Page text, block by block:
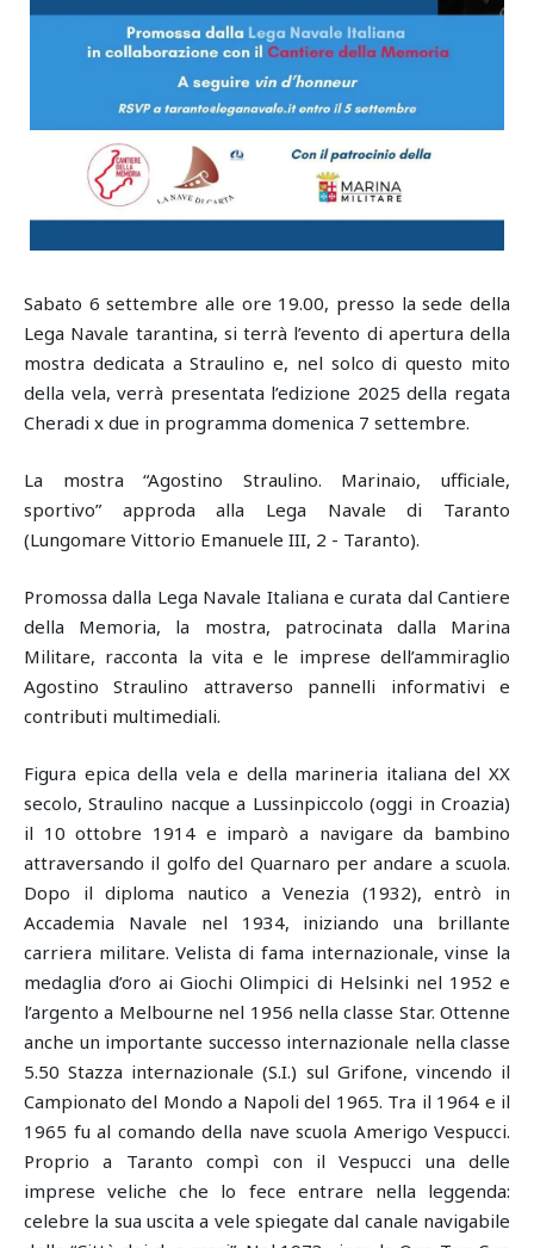
Sabato 6 settembre alle ore 19.00, presso la sede della
Lega Navale tarantina, si terrà l’evento di apertura della
mostra dedicata a Straulino e, nel solco di questo mito
della vela, verrà presentata l’edizione 2025 della regata
Cheradi x due in programma domenica 7 settembre.
La mostra “Agostino Straulino. Marinaio, ufficiale,
sportivo” approda alla Lega Navale di Taranto
(Lungomare Vittorio Emanuele III, 2 - Taranto).
Promossa dalla Lega Navale Italiana e curata dal Cantiere
della Memoria, la mostra, patrocinata dalla Marina
Militare, racconta la vita e le imprese dell’ammiraglio
Agostino Straulino attraverso pannelli informativi e
contributi multimediali.
Figura epica della vela e della marineria italiana del XX
secolo, Straulino nacque a Lussinpiccolo (oggi in Croazia)
il 10 ottobre 1914 e imparò a navigare da bambino
attraversando il golfo del Quarnaro per andare a scuola.
Dopo il diploma nautico a Venezia (1932), entrò in
Accademia Navale nel 1934, iniziando una brillante
carriera militare. Velista di fama internazionale, vinse la
medaglia d’oro ai Giochi Olimpici di Helsinki nel 1952 e
l’argento a Melbourne nel 1956 nella classe Star. Ottenne
anche un importante successo internazionale nella classe
5.50 Stazza internazionale (S.I.) sul Grifone, vincendo il
Campionato del Mondo a Napoli del 1965. Tra il 1964 e il
1965 fu al comando della nave scuola Amerigo Vespucci.
Proprio a Taranto compì con il Vespucci una delle
imprese veliche che lo fece entrare nella leggenda:
celebre la sua uscita a vele spiegate dal canale navigabile